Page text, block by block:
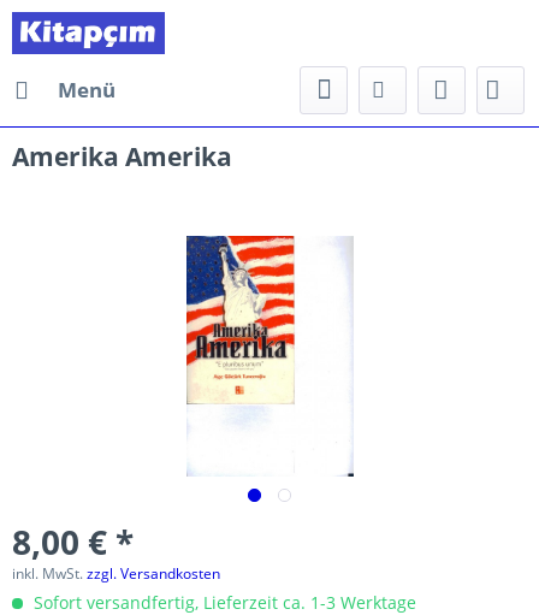
Menü
Amerika Amerika
8,00 € *
inkl. MwSt.zzgl. Versandkosten
Sofort versandfertig, Lieferzeit ca. 1-3 Werktage